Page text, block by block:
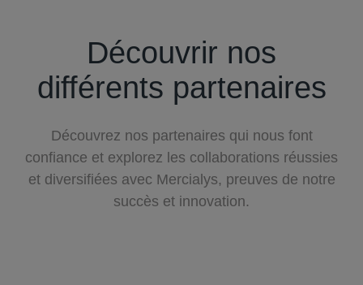
Découvrir nos
différents partenaires
Découvrez nos partenaires qui nous font
confiance et explorez les collaborations réussies
et diversifiées avec Mercialys, preuves de notre
succès et innovation.